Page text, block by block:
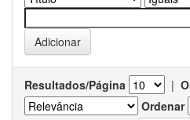
Resultados/Página |
Ordenar